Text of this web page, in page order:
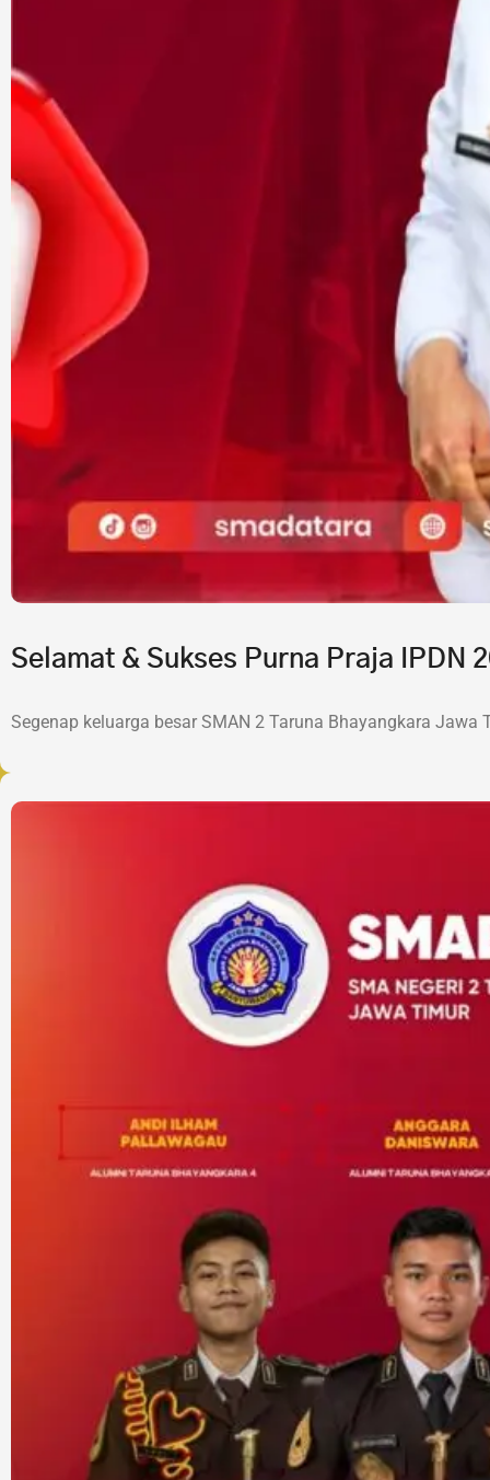
Selamat & Sukses Purna Praja IPDN
Segenap keluarga besar SMAN 2 Taruna Bhayangkara Jawa